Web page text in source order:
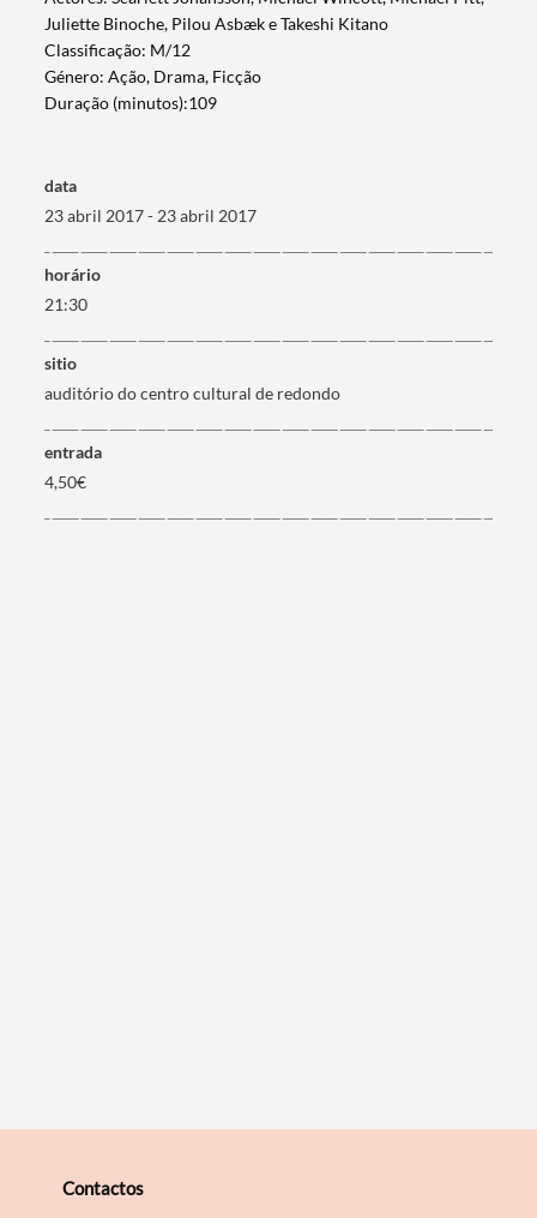
Termo de Pesquisa
Juliette Binoche, Pilou Asbæk e Takeshi Kitano
Classificação: M/12
Género: Ação, Drama, Ficção
Duração (minutos):109
data
23 abril 2017 - 23 abril 2017
horário
21:30
sitio
auditório do centro cultural de redondo
entrada
4,50€
Contactos